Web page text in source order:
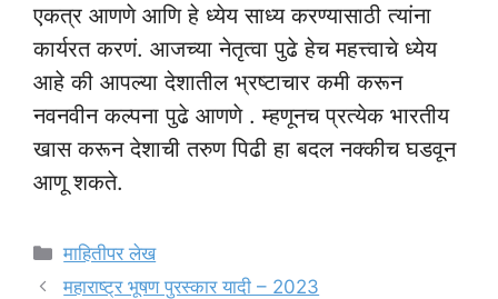
एकत्र आणणे आणि हे ध्येय साध्य करण्यासाठी त्यांना
कार्यरत करणं. आजच्या नेतृत्वा पुढे हेच महत्त्वाचे ध्येय
आहे की आपल्या देशातील भ्रष्टाचार कमी करून
नवनवीन कल्पना पुढे आणणे . म्हणूनच प्रत्येक भारतीय
खास करून देशाची तरुण पिढी हा बदल नक्कीच घडवून
आणू शकते.
Categories
माहितीपर लेख
महाराष्ट्र भूषण पुरस्कार यादी – 2023